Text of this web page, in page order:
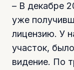
– В декабре
уже
лицензию. У
участок,
видение. По